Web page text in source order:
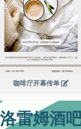
咖啡厅开幕传单